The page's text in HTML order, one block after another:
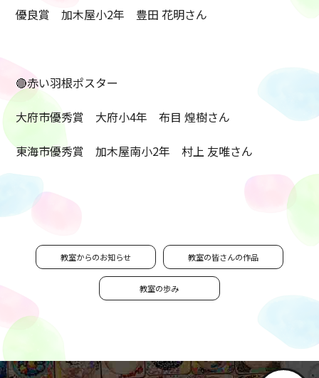
優良賞 加木屋小2年 豊田 花明さん
🔴赤い羽根ポスター
大府市優秀賞 大府小4年 布目 煌樹さん
東海市優秀賞 加木屋南小2年 村上 友唯さん
教室からのお知らせ 教室の皆さんの作品
教室の歩み